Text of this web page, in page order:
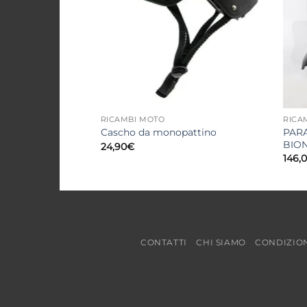
RICAMBI MOTO
Cascho da monopattino
24,90€
CONTATTI CHI SIAMO